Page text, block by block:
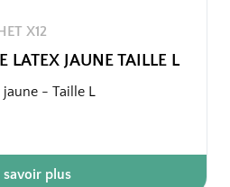
X12
LATEX JAUNE TAILLE L
jaune - Taille L
coton.
et doigts anti-dérapants.
savoir plus